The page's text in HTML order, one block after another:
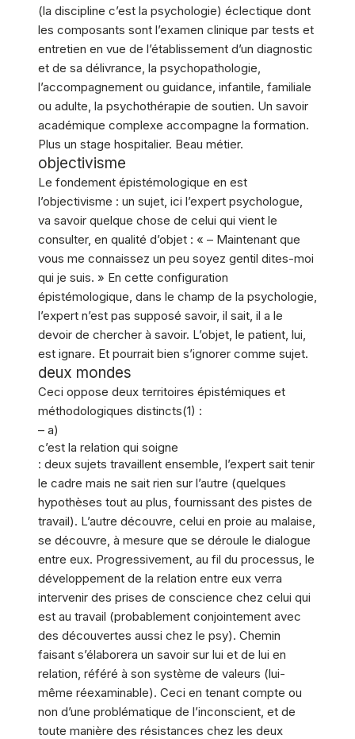
(la discipline c’est la psychologie) éclectique dont
les composants sont l’examen clinique par tests et
entretien en vue de l’établissement d’un diagnostic
et de sa délivrance, la psychopathologie,
l’accompagnement ou guidance, infantile, familiale
ou adulte, la psychothérapie de soutien. Un savoir
académique complexe accompagne la formation.
Plus un stage hospitalier. Beau métier.
objectivisme
Le fondement épistémologique en est
l’objectivisme : un sujet, ici l’expert psychologue,
va savoir quelque chose de celui qui vient le
consulter, en qualité d’objet : « – Maintenant que
vous me connaissez un peu soyez gentil dites-moi
qui je suis. » En cette configuration
épistémologique, dans le champ de la psychologie,
l’expert n’est pas supposé savoir, il sait, il a le
devoir de chercher à savoir. L’objet, le patient, lui,
est ignare. Et pourrait bien s’ignorer comme sujet.
deux mondes
Ceci oppose deux territoires épistémiques et
méthodologiques distincts(1) :
– a)
c’est la relation qui soigne
: deux sujets travaillent ensemble, l’expert sait tenir
le cadre mais ne sait rien sur l’autre (quelques
hypothèses tout au plus, fournissant des pistes de
travail). L’autre découvre, celui en proie au malaise,
se découvre, à mesure que se déroule le dialogue
entre eux. Progressivement, au fil du processus, le
développement de la relation entre eux verra
intervenir des prises de conscience chez celui qui
est au travail (probablement conjointement avec
des découvertes aussi chez le psy). Chemin
faisant s’élaborera un savoir sur lui et de lui en
relation, référé à son système de valeurs (lui-
même réexaminable). Ceci en tenant compte ou
non d’une problématique de l’inconscient, et de
toute manière des résistances chez les deux